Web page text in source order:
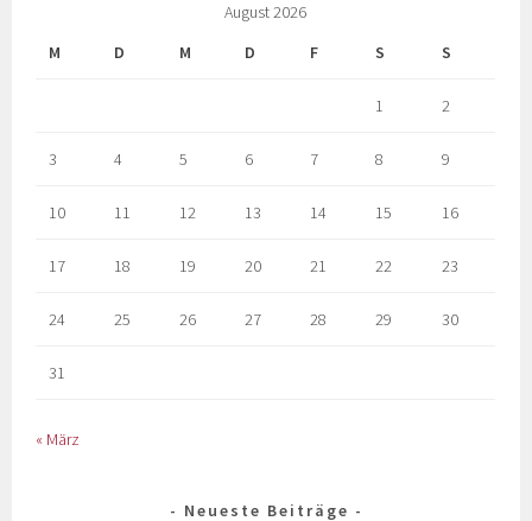
August 2026
M
D M D F S S
1 2
3 4 5 6 7 8 9
10 11 12 13 14 15 16
17 18 19 20 21 22 23
24 25 26 27 28 29 30
31
« März
Neueste Beiträge